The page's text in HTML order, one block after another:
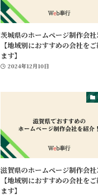
茨城県のホームページ制作会社
【地域別におすすめの会社を
ます】
2024年12月10日
滋賀県のホームページ制作会社
【地域別におすすめの会社を
ます】